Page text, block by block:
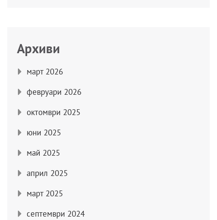
Архиви
март 2026
февруари 2026
октомври 2025
юни 2025
май 2025
април 2025
март 2025
септември 2024